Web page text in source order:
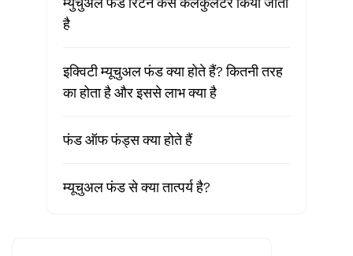
है
इक्विटी म्यूचुअल फंड क्या होते हैं? कितनी तरह
का होता है और इससे लाभ क्या है
फंड ऑफ फंड्स क्या होते हैं
म्यूचुअल फंड से क्या तात्पर्य है?